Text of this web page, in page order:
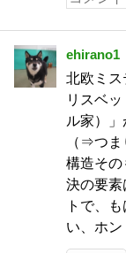
ehirano1
北欧ミス
リスベ
ル家）
（⇒つ
構造その
決の要素
トで、
い、ホン